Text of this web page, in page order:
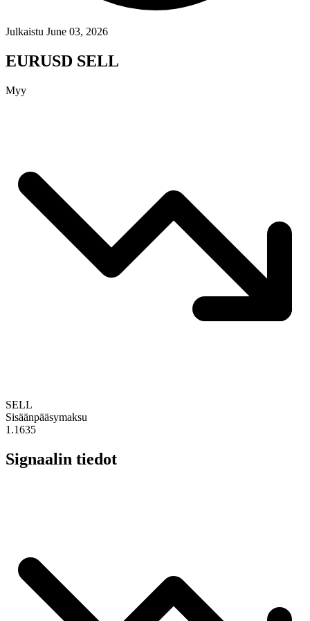
Julkaistu June 03, 2026
EURUSD SELL
Myy
SELL
Sisäänpääsymaksu
1.1635
Signaalin tiedot